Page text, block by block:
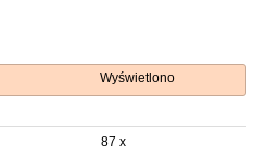
Wyświetlono
87 x